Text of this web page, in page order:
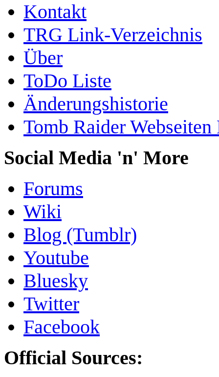
Kontakt
TRG Link-Verzeichnis
Über
ToDo Liste
Änderungshistorie
Tomb Raider
Social Media 'n' More
Forums
Wiki
Blog (Tumblr)
Youtube
Bluesky
Twitter
Facebook
Official Sources: